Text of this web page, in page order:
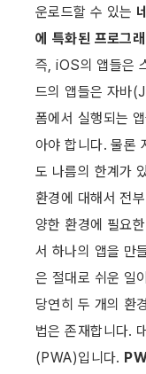
운로드할 수 있는
에 특화된 프로그
즉, iOS의 앱들은
드의 앱들은 자바
폼에서 실행되는
아야 합니다. 물론
도 나름의 한계가
환경에 대해서 전
양한 환경에 필요
서 하나의 앱을 만
은 절대로 쉬운 일
당연히 두 개의 환
법은 존재합니다.
(PWA)입니다.